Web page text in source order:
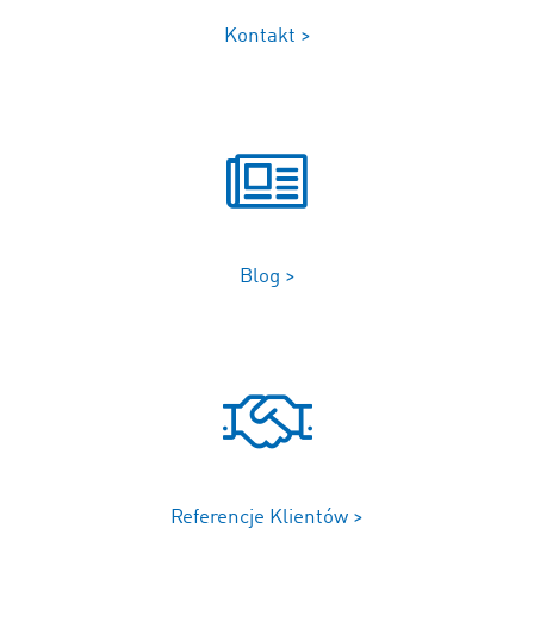
Kontakt >
Blog >
Referencje Klientów >